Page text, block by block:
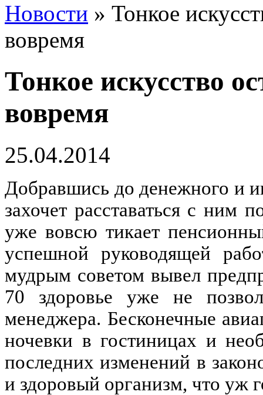
Новости » Тонкое
вовремя
Тонкое искусство
вовремя
25.04.2014
Добравшись до денежного и
захочет расставаться с ним
уже вовсю тикает
успешной руководящей
мудрым советом вывел
70 здоровье уже не
менеджера. Бесконечные
ночевки в гостиницах и
последних изменений в
и здоровый организм, что уж